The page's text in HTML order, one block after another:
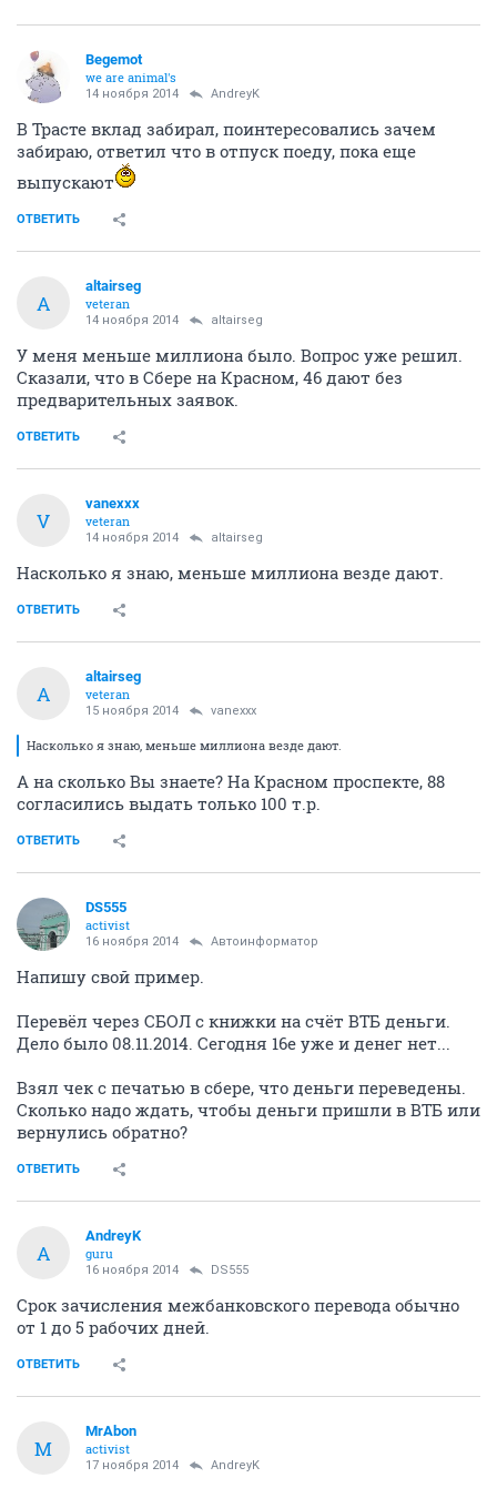
Begemot
we are animal's
14 ноября 2014 AndreyK
В Трасте вклад забирал, поинтересовались зачем
забираю, ответил что в отпуск поеду, пока еще
выпускают
ОТВЕТИТЬ
A
altairseg
veteran
14 ноября 2014 altairseg
У меня меньше миллиона было. Вопрос уже решил.
Сказали, что в Сбере на Красном, 46 дают без
предварительных заявок.
ОТВЕТИТЬ
V
vanexxx
veteran
14 ноября 2014 altairseg
Насколько я знаю, меньше миллиона везде дают.
ОТВЕТИТЬ
A
altairseg
veteran
15 ноября 2014 vanexxx
Насколько я знаю, меньше миллиона везде дают.
А на сколько Вы знаете? На Красном проспекте, 88
согласились выдать только 100 т.р.
ОТВЕТИТЬ
DS555
activist
16 ноября 2014 Автоинформатор
Напишу свой пример.
Перевёл через СБОЛ с книжки на счёт ВТБ деньги.
Дело было 08.11.2014. Сегодня 16е уже и денег нет...
Взял чек с печатью в сбере, что деньги переведены.
Сколько надо ждать, чтобы деньги пришли в ВТБ или
вернулись обратно?
ОТВЕТИТЬ
A
AndreyK
guru
16 ноября 2014 DS555
Срок зачисления межбанковского перевода обычно
от 1 до 5 рабочих дней.
ОТВЕТИТЬ
M
MrAbon
activist
17 ноября 2014 AndreyK